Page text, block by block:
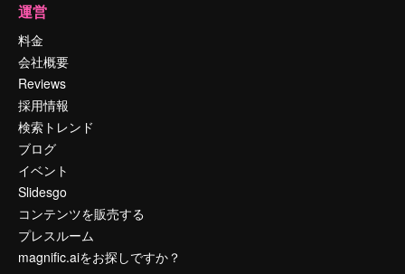
運営
料金
会社概要
Reviews
採用情報
検索トレンド
ブログ
イベント
Slidesgo
コンテンツを販売する
プレスルーム
magnific.aiをお探しですか？